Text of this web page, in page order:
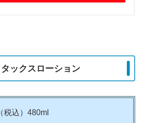
ックスローション
税込）480ml